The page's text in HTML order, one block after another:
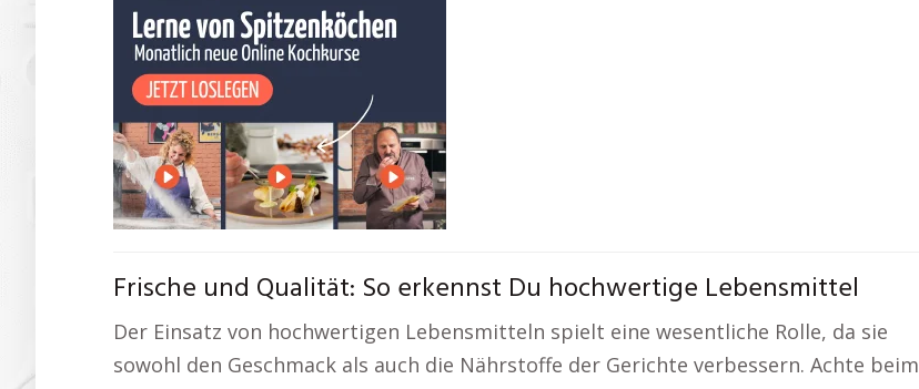
Frische und Qualität: So erkennst Du hochwertige Lebensmittel
Der Einsatz von hochwertigen Lebensmitteln spielt eine wesentliche Rolle, da sie
sowohl den Geschmack als auch die Nährstoffe der Gerichte verbessern. Achte beim